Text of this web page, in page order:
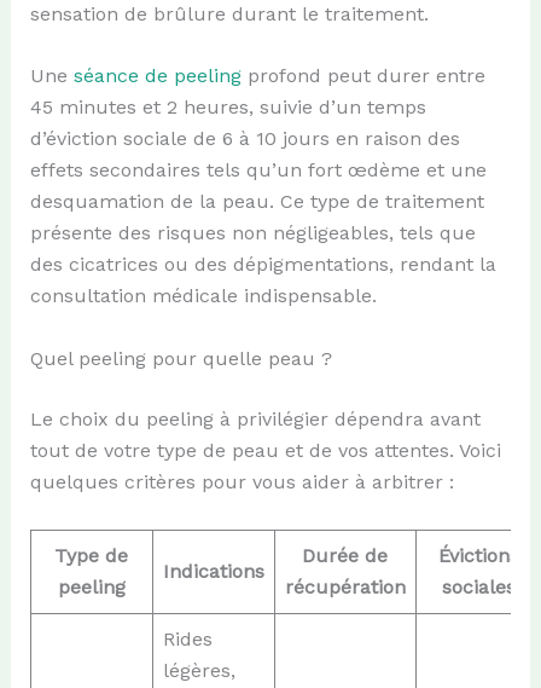
sensation de brûlure durant le traitement.
Une séance de peelingprofond peut durer entre
45 minutes et 2 heures, suivie d’un temps
d’éviction sociale de 6 à 10 jours en raison des
effets secondaires tels qu’un fort œdème et une
desquamation de la peau. Ce type de traitement
présente des risques non négligeables, tels que
des cicatrices ou des dépigmentations, rendant la
consultation médicale indispensable.
Quel peeling pour quelle peau ?
Le choix du peeling à privilégier dépendra avant
tout de votre type de peau et de vos attentes. Voici
quelques critères pour vous aider à arbitrer :
Type de
peeling
Indications
Durée de
récupération
Évictions
sociales
Rides
légères,